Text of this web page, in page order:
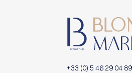
+33 (0) 5 46 29 04 89